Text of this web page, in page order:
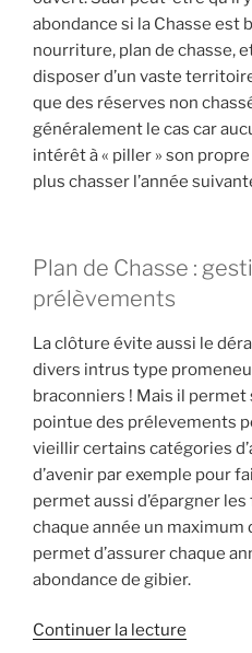
abondance si la Chasse est
nourriture, plan de chasse,
disposer d’un vaste
que des réserves non
généralement le cas car
intérêt à « piller » son
plus chasser l’année
Plan de Chasse :
prélèvements
La clôture évite aussi le
divers intrus type
braconniers ! Mais il
pointue des prélevements
vieillir certains catégories
d’avenir par exemple pour
permet aussi d’épargner
chaque année un maximum
permet d’assurer chaque
abondance de gibier.
Continuer la lecture